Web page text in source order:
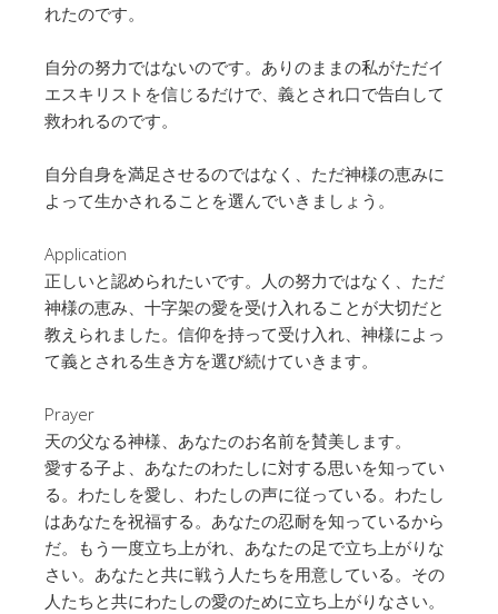
れたのです。
自分の努力ではないのです。ありのままの私がただイ
エスキリストを信じるだけで、義とされ口で告白して
救われるのです。
自分自身を満足させるのではなく、ただ神様の恵みに
よって生かされることを選んでいきましょう。
Application
正しいと認められたいです。人の努力ではなく、ただ
神様の恵み、十字架の愛を受け入れることが大切だと
教えられました。信仰を持って受け入れ、神様によっ
て義とされる生き方を選び続けていきます。
Prayer
天の父なる神様、あなたのお名前を賛美します。
愛する子よ、あなたのわたしに対する思いを知ってい
る。わたしを愛し、わたしの声に従っている。わたし
はあなたを祝福する。あなたの忍耐を知っているから
だ。もう一度立ち上がれ、あなたの足で立ち上がりな
さい。あなたと共に戦う人たちを用意している。その
人たちと共にわたしの愛のために立ち上がりなさい。